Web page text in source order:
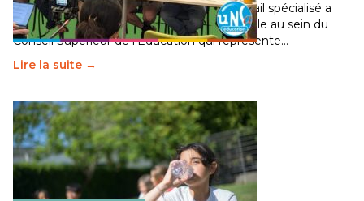
Pendant plusieurs mois, un groupe de travail spécialisé a
travaillé sur la transition écologique de l’Ecole au sein du
Conseil Supérieur de l’Éducation qui représente…
Lire la suite →